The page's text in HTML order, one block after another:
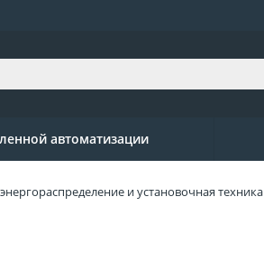
автоматизации
и установочная техника